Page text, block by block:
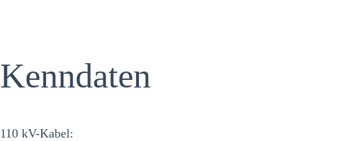
Kenndaten
110 kV-Kabel: